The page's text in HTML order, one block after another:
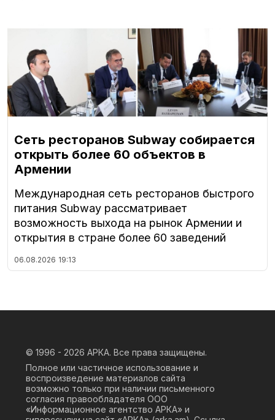
Сеть ресторанов Subway собирается
открыть более 60 объектов в
Армении
Международная сеть ресторанов быстрого
питания Subway рассматривает
возможность выхода на рынок Армении и
открытия в стране более 60 заведений
06.08.2026 19:13
© 1996 - 2026 АРКА. Все права защищены.
Полное или частичное использование и
воспроизведение материалов сайта
возможно только при наличии письменного
согласия правообладателя ООО
«Информационное агентство АРКА» и